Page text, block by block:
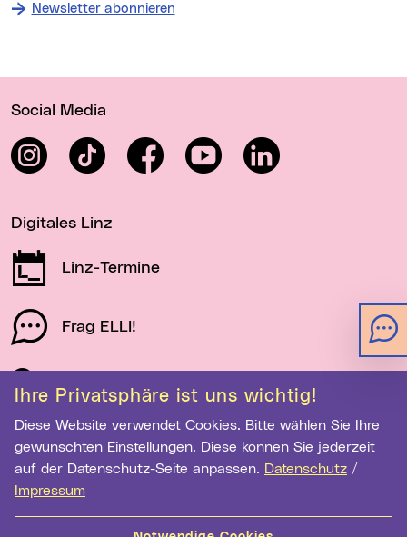
Ihre Privatsphäre ist uns wichtig!
Diese Website verwendet Cookies. Bitte wählen Sie Ihre
gewünschten Einstellungen. Diese können Sie jederzeit
auf der Datenschutz-Seite anpassen. Datenschutz /
Impressum
Newsletter abonnieren
Social Media
InstagramTikTok FacebookYouTube LinkedIn
Digitales Linz
Linz-Termine
Frag ELLI!
Schau auf Linz
Newsletter-Anmeldung
E-Mail-Adresse eingeben